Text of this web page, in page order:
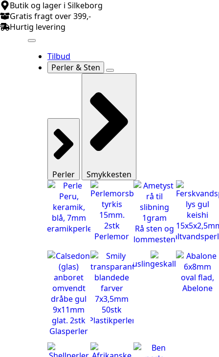
Butik og lager i Silkeborg
Gratis fragt over 399,-
Hurtig levering
Tilbud
Perler & Sten
Perler Smykkesten
Keramikperler
Perlemor
Rå sten og
lommesten
Glasperler
Plastikperler
Muslingeskaller
Abelone